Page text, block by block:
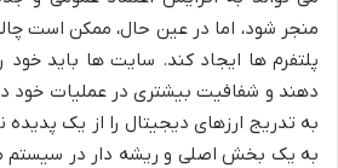
منجر شود، اما در عین حال، ممکن است
پلتفرم ها ایجاد کند. سایت ها باید خود
دهند و شفافیت بیشتری در عملیات خود
به تدریج ارزهای دیجیتال را از یک پدیده
به یک بخش اصلی و ریشه دار در سیستم